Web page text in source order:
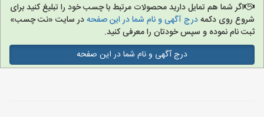
اگر شما هم تمایل دارید محصولات مرتبط با چسب خود را تبلیغ کنید برای
شروع روی دکمهدرج آگهی و نام شما در این صفحهدر سایت «نت چسب»
ثبت نام نموده و سپس خودتان را معرفی کنید.
درج آگهی و نام شما در این صفحه